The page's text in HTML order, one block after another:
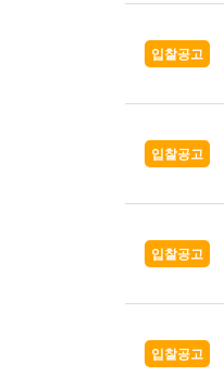
입찰공고
입찰공고
입찰공고
입찰공고